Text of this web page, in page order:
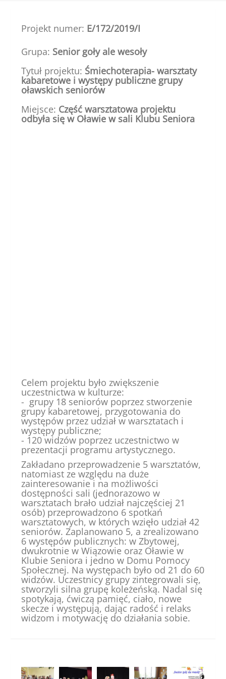
Projekt numer: E/172/2019/I
Grupa: Senior goły ale wesoły
Tytuł projektu: Śmiechoterapia- warsztaty
kabaretowe i występy publiczne grupy
oławskich seniorów
Miejsce: Część warsztatowa projektu
odbyła się w Oławie w sali Klubu Seniora
Celem projektu było zwiększenie
uczestnictwa w kulturze:
- grupy 18 seniorów poprzez stworzenie
grupy kabaretowej, przygotowania do
występów przez udział w warsztatach i
występy publiczne;
- 120 widzów poprzez uczestnictwo w
prezentacji programu artystycznego.
Zakładano przeprowadzenie 5 warsztatów,
natomiast ze względu na duże
zainteresowanie i na możliwości
dostępności sali (jednorazowo w
warsztatach brało udział najczęściej 21
osób) przeprowadzono 6 spotkań
warsztatowych, w których wzięło udział 42
seniorów. Zaplanowano 5, a zrealizowano
6 występów publicznych: w Zbytowej,
dwukrotnie w Wiązowie oraz Oławie w
Klubie Seniora i jedno w Domu Pomocy
Społecznej. Na występach było od 21 do 60
widzów. Uczestnicy grupy zintegrowali się,
stworzyli silna grupę koleżeńską. Nadal się
spotykają, ćwiczą pamięć, ciało, nowe
skecze i występują, dając radość i relaks
widzom i motywację do działania sobie.